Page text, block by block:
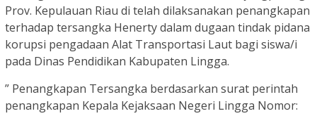
Prov. Kepulauan Riau di telah dilaksanakan penangkapan
terhadap tersangka Henerty dalam dugaan tindak pidana
korupsi pengadaan Alat Transportasi Laut bagi siswa/i
pada Dinas Pendidikan Kabupaten Lingga.
” Penangkapan Tersangka berdasarkan surat perintah
penangkapan Kepala Kejaksaan Negeri Lingga Nomor: